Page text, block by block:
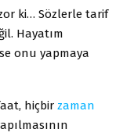
ki… Sözlerle tarif
Hayatım
onu yapmaya
hiçbir zaman